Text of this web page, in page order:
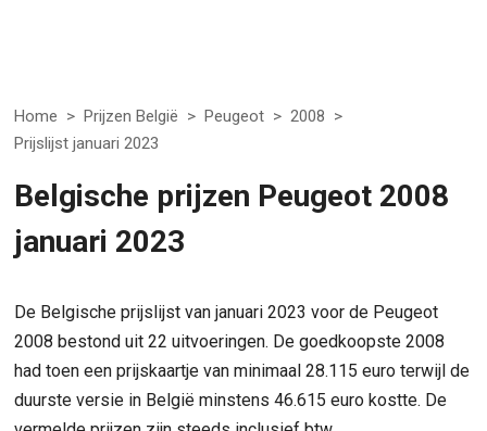
Home > Prijzen België > Peugeot > 2008 >
Prijslijst januari 2023
Belgische prijzen Peugeot 2008
januari 2023
De Belgische prijslijst van januari 2023 voor de Peugeot
2008 bestond uit 22 uitvoeringen. De goedkoopste 2008
had toen een prijskaartje van minimaal 28.115 euro terwijl de
duurste versie in België minstens 46.615 euro kostte. De